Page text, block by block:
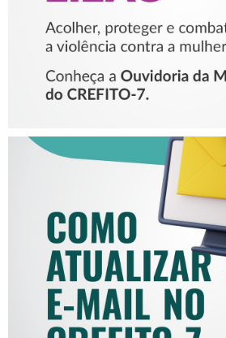
COMO
MAIL NO